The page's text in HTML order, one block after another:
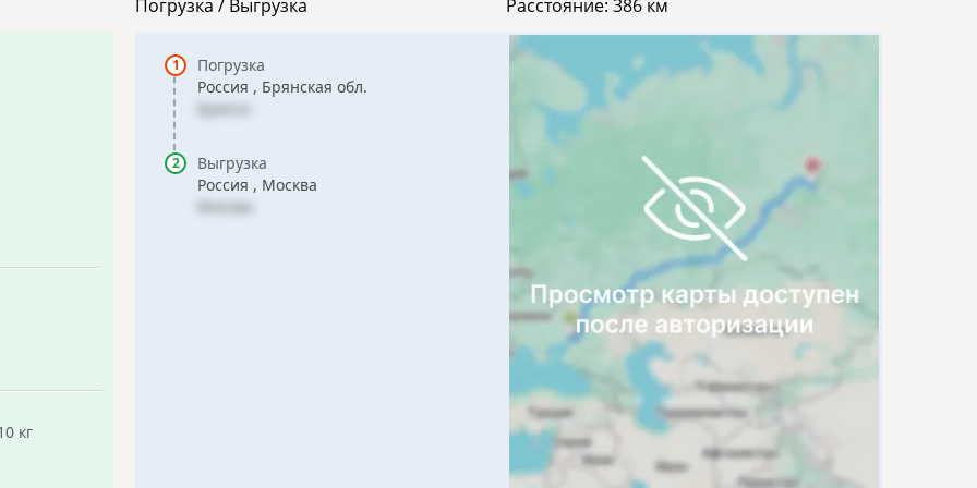
кг
Погрузка / Выгрузка
Погрузка
Россия , Брянская обл.
Брянск
Выгрузка
Россия , Москва
Москва
Расстояние: 386 км